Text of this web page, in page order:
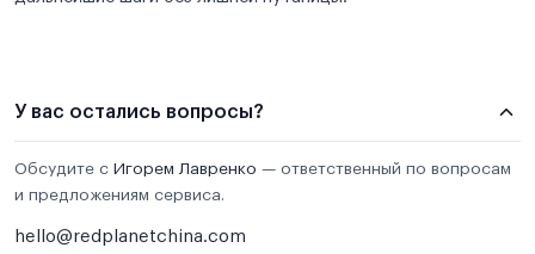
У вас остались вопросы?
Обсудите с Игорем Лавренко — ответственный по вопросам
и предложениям сервиса.
hello@redplanetchina.com